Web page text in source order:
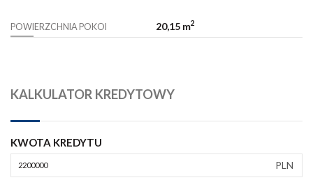
POWIERZCHNIA POKOI 20,15 m2
KALKULATOR KREDYTOWY
KWOTA KREDYTU
PLN